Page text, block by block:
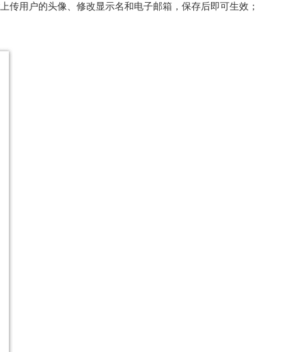
传用户的头像、修改显示名和电子邮箱，保存后即可生效；